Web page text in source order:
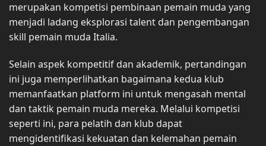
merupakan kompetisi pembinaan pemain muda yang
menjadi ladang eksplorasi talent dan pengembangan
skill pemain muda Italia.
Selain aspek kompetitif dan akademik, pertandingan
ini juga memperlihatkan bagaimana kedua klub
memanfaatkan platform ini untuk mengasah mental
dan taktik pemain muda mereka. Melalui kompetisi
seperti ini, para pelatih dan klub dapat
mengidentifikasi kekuatan dan kelemahan pemain